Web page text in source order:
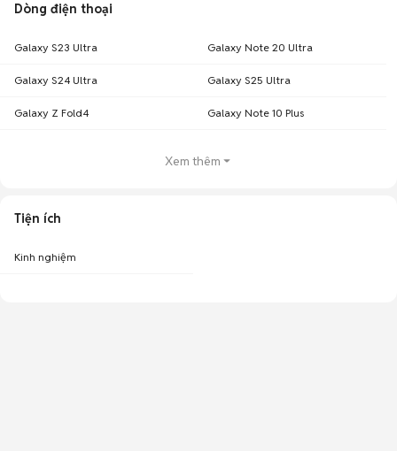
Dòng điện thoại
Galaxy S23 Ultra Galaxy Note 20 Ultra
Galaxy S24 Ultra Galaxy S25 Ultra
Galaxy Z Fold4 Galaxy Note 10 Plus
Xem thêm
Tiện ích
Kinh nghiệm